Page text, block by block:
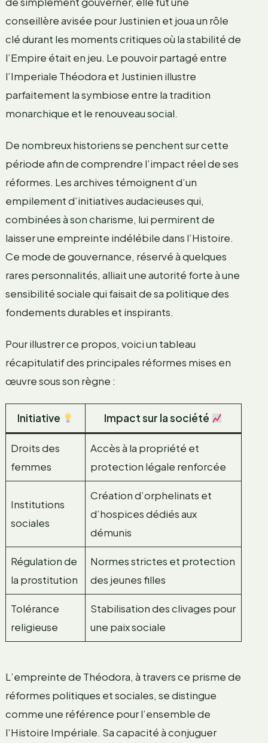
conseillère avisée pour Justinien et joua un rôle
clé durant les moments critiques où la stabilité de
l’Empire était en jeu. Le pouvoir partagé entre
l’Imperiale Théodora et Justinien illustre
parfaitement la symbiose entre la tradition
monarchique et le renouveau social.
De nombreux historiens se penchent sur cette
période afin de comprendre l’impact réel de ses
réformes. Les archives témoignent d’un
empilement d’initiatives audacieuses qui,
combinées à son charisme, lui permirent de
laisser une empreinte indélébile dans l’Histoire.
Ce mode de gouvernance, réservé à quelques
rares personnalités, alliait une autorité forte à une
sensibilité sociale qui faisait de sa politique des
fondements durables et inspirants.
Pour illustrer ce propos, voici un tableau
récapitulatif des principales réformes mises en
œuvre sous son règne :
Initiative Impact sur la société
Droits des
femmes
Accès à la propriété et
protection légale renforcée
Institutions
sociales
Création d’orphelinats et
d’hospices dédiés aux
démunis
Régulation de
la prostitution
Normes strictes et protection
des jeunes filles
Tolérance
religieuse
Stabilisation des clivages pour
une paix sociale
L’empreinte de Théodora, à travers ce prisme de
réformes politiques et sociales, se distingue
comme une référence pour l’ensemble de
l’Histoire Impériale. Sa capacité à conjuguer